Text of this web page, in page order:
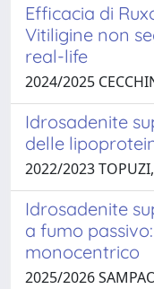
Efficacia di
Vitiligine non
real-life
2024/2025
Idrosadenite
delle
2022/2023
Idrosadenite
a fumo
monocentrico
2025/2026